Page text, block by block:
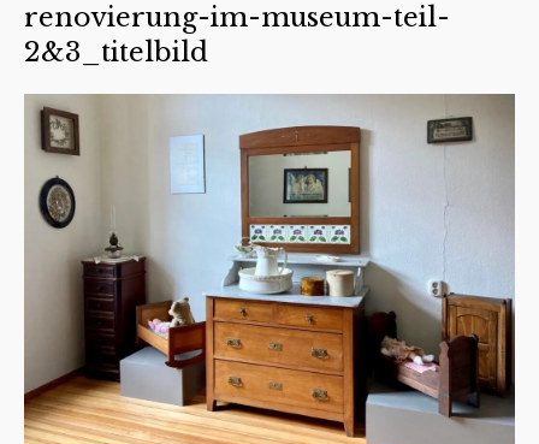
renovierung-im-museum-teil-
2&3_titelbild